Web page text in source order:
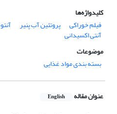
کلیدواژه‌ها
فیلم خوراکی
پروتئین آب پنیر
آنتی اکسیدانی
موضوعات
بسته بندی مواد غذایی
عنوان مقاله English